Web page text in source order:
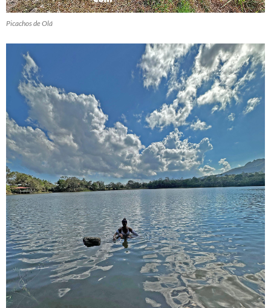
Picachos de Olá